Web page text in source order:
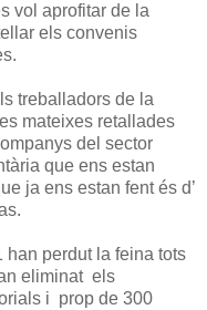
vol aprofitar de la
els convenis
treballadors de la
mateixes retallades
del sector
que ens estan
ja ens estan fent és d’
han perdut la feina tots
eliminat els
i prop de 300